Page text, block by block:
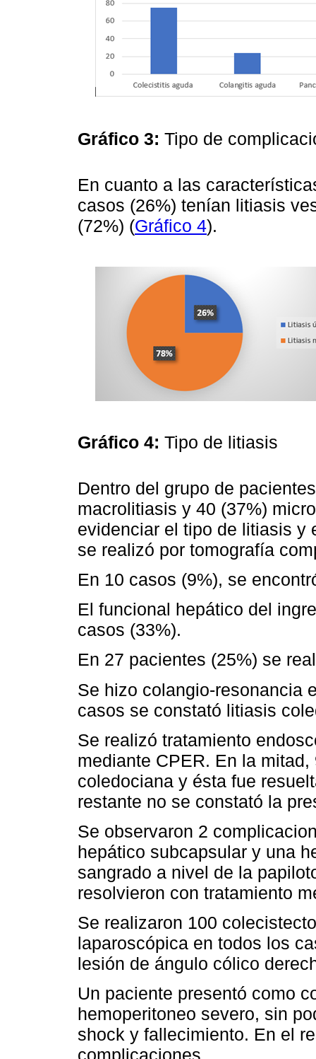
Gráfico 3: Tipo de
En cuanto a las
casos (26%) tenían litiasis
(72%) (Gráfico 4).
Gráfico 4: Tipo de litiasis
Dentro del grupo de
macrolitiasis y 40 (37%)
evidenciar el tipo de litiasis y
se realizó por tomografía
En 10 casos (9%), se
El funcional hepático del
casos (33%).
En 27 pacientes (25%) se
Se hizo colangio-resonancia
casos se constató litiasis
Se realizó tratamiento
mediante CPER. En la
coledociana y ésta fue
restante no se constató la
Se observaron 2
hepático subcapsular y una
sangrado a nivel de la
resolvieron con tratamiento
Se realizaron 100
laparoscópica en todos los
lesión de ángulo cólico
Un paciente presentó como
hemoperitoneo severo, sin
shock y fallecimiento. En el
complicaciones.